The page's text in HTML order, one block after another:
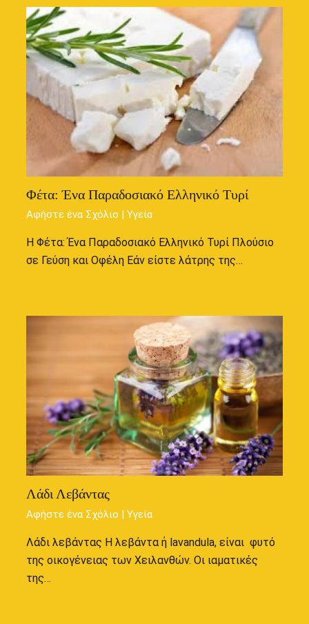
Φέτα: Ένα Παραδοσιακό Ελληνικό Τυρί
Αφήστε ένα Σχόλιο |Υγεία
Η Φέτα: Ένα Παραδοσιακό Ελληνικό Τυρί Πλούσιο
σε Γεύση και Οφέλη Εάν είστε λάτρης της…
Λάδι Λεβάντας
Αφήστε ένα Σχόλιο |Υγεία
Λάδι λεβάντας Η λεβάντα ή lavandula, είναι φυτό
της οικογένειας των Χειλανθών. Οι ιαματικές
της…